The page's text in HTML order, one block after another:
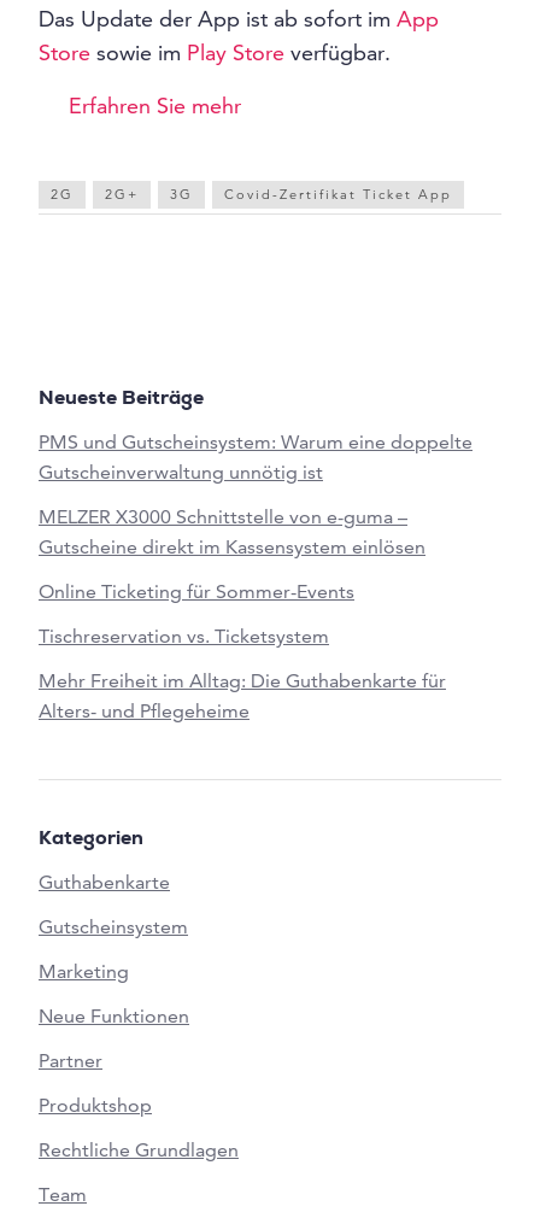
Neueste Beiträge
PMS und Gutscheinsystem: Warum eine doppelte
Gutscheinverwaltung unnötig ist
MELZER X3000 Schnittstelle von e-guma –
Gutscheine direkt im Kassensystem einlösen
Online Ticketing für Sommer-Events
Tischreservation vs. Ticketsystem
Mehr Freiheit im Alltag: Die Guthabenkarte für
Alters- und Pflegeheime
Kategorien
Guthabenkarte
Gutscheinsystem
Marketing
Neue Funktionen
Partner
Produktshop
Rechtliche Grundlagen
Team
Das Update der App ist ab sofort im App
Store sowie im Play Store verfügbar.
Erfahren Sie mehr
2G 2G+ 3G Covid-Zertifikat Ticket App